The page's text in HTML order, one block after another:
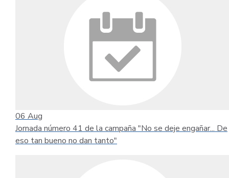
06 Aug
Jornada número 41 de la campaña "No se deje engañar... De
eso tan bueno no dan tanto"